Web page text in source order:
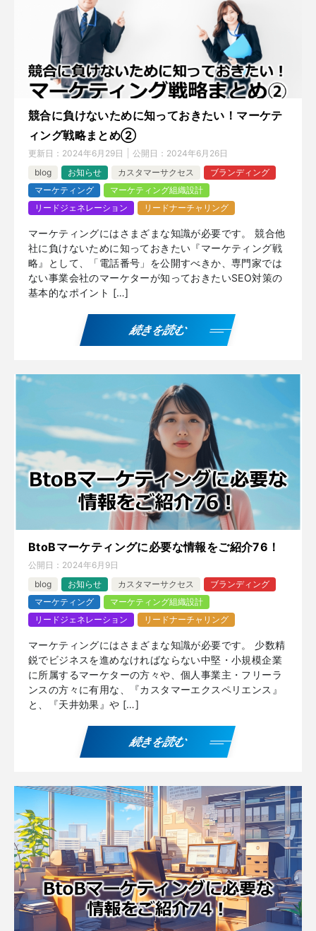
競合に負けないために知っておきたい！マーケテ
ィング戦略まとめ②
更新日： 2024年6月29日 公開日： 2024年6月26日
blog
お知らせ カスタマーサクセス
ブランディング
マーケティング
マーケティング組織設計
リードジェネレーション
リードナーチャリング
マーケティングにはさまざまな知識が必要です。 競合他
社に負けないために知っておきたい『マーケティング戦
略』として、「電話番号」を公開すべきか、専門家では
ない事業会社のマーケターが知っておきたいSEO対策の
基本的なポイント […]
続きを読む
BtoBマーケティングに必要な情報をご紹介76！
公開日： 2024年6月9日
blog
お知らせ カスタマーサクセス
ブランディング
マーケティング
マーケティング組織設計
リードジェネレーション
リードナーチャリング
マーケティングにはさまざまな知識が必要です。 少数精
鋭でビジネスを進めなければならない中堅・小規模企業
に所属するマーケターの方々や、個人事業主・フリーラ
ンスの方々に有用な、『カスタマーエクスペリエンス』
と、『天井効果』や […]
続きを読む